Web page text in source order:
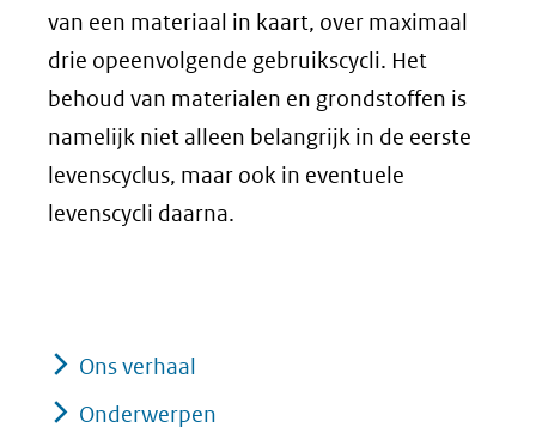
van een materiaal in kaart, over maximaal
drie opeenvolgende gebruikscycli. Het
behoud van materialen en grondstoffen is
namelijk niet alleen belangrijk in de eerste
levenscyclus, maar ook in eventuele
levenscycli daarna.
Ons verhaal
Onderwerpen